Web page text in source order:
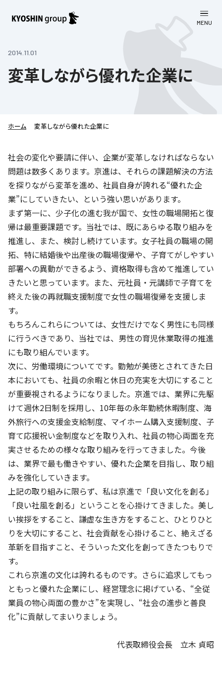
MENU
会社案内
企業理念
社長挨拶
会社概要／組織図
Company’s Profile
沿革
社歌
本社所在地
京進グループが目指す姿
子会社および関係会社
フランチャイズ事業
ソーシャルメディア公式アカウント
学習塾
学習塾について
語学学習
ライフキャリア
育児・暮らし
京進グループの事業所
京進グループについて
お客さま満足度向上の取り組み
労働環境向上の取り組み
人材育成の取り組み
CSRレポート
社会貢献活動
ミャンマーへの支援活動
オリジナルバッグプロジェクト
立木奨学金
価値創造の取り組み
DX（デジタル変革）
DXビジョン・DX戦略
Kyoshin Digital Academy
卓越した安全・安心を目指して
基本方針
安全と安心への取り組み
安全・安心にお通いいただくために
活動報告
お客様相談センター
株主・投資家向け情報
株主・投資家向け情報
株主・株式関連情報
株主・投資家の皆さまへ
ビジョン／経営方針
連結業績・財務
IRライブラリー
IRカレンダー
ディスクロージャーポリシー
よくあるご質問
免責事項
IRお問合せ
採用情報
採用情報
京進リクルートInstagram
新卒採用情報
新卒採用デジタルパンフレット
中途採用
保育事業 採用
日本語教育事業 採用
介護事業 採用
お問い合わせ
利用規約
個人情報保護方針
特別警報発令時の授業について
Copyright © KYOSHIN Co., Ltd. All rights reserved.
2014.11.01
変革しながら優れた企業に
ホーム 変革しながら優れた企業に
社会の変化や要請に伴い、企業が変革しなければならない
問題は数多くあります。京進は、それらの課題解決の方法
を探りながら変革を進め、社員自身が誇れる“優れた企
業”にしていきたい、という強い思いがあります。
まず第一に、少子化の進む我が国で、女性の職場開拓と復
帰は最重要課題です。当社では、既にあらゆる取り組みを
推進し、また、検討し続けています。女子社員の職場の開
拓、特に結婚後や出産後の職場復帰や、子育てがしやすい
部署への異動ができるよう、資格取得も含めて推進してい
きたいと思っています。また、元社員・元講師で子育てを
終えた後の再就職支援制度で女性の職場復帰を支援しま
す。
もちろんこれらについては、女性だけでなく男性にも同様
に行うべきであり、当社では、男性の育児休業取得の推進
にも取り組んでいます。
次に、労働環境についてです。勤勉が美徳とされてきた日
本においても、社員の余暇と休日の充実を大切にすること
が重要視されるようになりました。京進では、業界に先駆
けて週休2日制を採用し、10年毎の永年勤続休暇制度、海
外旅行への支援金支給制度、マイホーム購入支援制度、子
育て応援祝い金制度などを取り入れ、社員の物心両面を充
実させるための様々な取り組みを行ってきました。今後
は、業界で最も働きやすい、優れた企業を目指し、取り組
みを強化していきます。
上記の取り組みに限らず、私は京進で「良い文化を創る」
「良い社風を創る」ということを心掛けてきました。美し
い挨拶をすること、謙虚な生き方をすること、ひとりひと
りを大切にすること、社会貢献を心掛けること、絶えざる
革新を目指すこと、そういった文化を創ってきたつもりで
す。
これら京進の文化は誇れるものです。さらに追求してもっ
ともっと優れた企業にし、経営理念に掲げている、“全従
業員の物心両面の豊かさ”を実現し、“社会の進歩と善良
化”に貢献してまいりましょう。
代表取締役会長 立木 貞昭